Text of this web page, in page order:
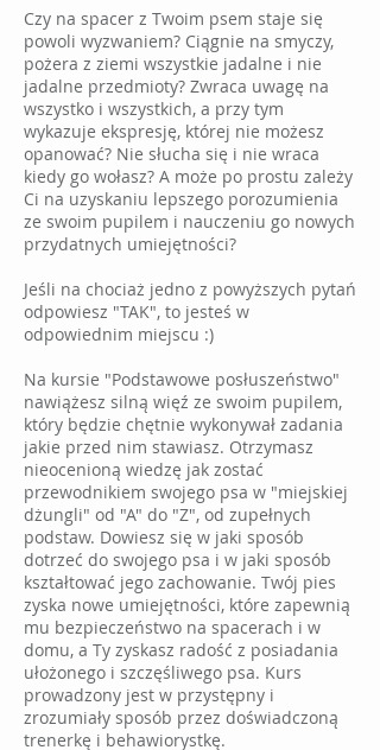
e
Czy na spacer z Twoim psem staje się
powoli wyzwaniem? Ciągnie na smyczy,
pożera z ziemi wszystkie jadalne i nie
jadalne przedmioty? Zwraca uwagę na
wszystko i wszystkich, a przy tym
wykazuje ekspresję, której nie możesz
opanować? Nie słucha się i nie wraca
kiedy go wołasz? A może po prostu zależy
Ci na uzyskaniu lepszego porozumienia
ze swoim pupilem i nauczeniu go nowych
przydatnych umiejętności?
Jeśli na chociaż jedno z powyższych pytań
odpowiesz "TAK", to jesteś w
odpowiednim miejscu :)
Na kursie "Podstawowe posłuszeństwo"
nawiążesz silną więź ze swoim pupilem,
który będzie chętnie wykonywał zadania
jakie przed nim stawiasz. Otrzymasz
nieocenioną wiedzę jak zostać
przewodnikiem swojego psa w "miejskiej
dżungli" od "A" do "Z", od zupełnych
podstaw. Dowiesz się w jaki sposób
dotrzeć do swojego psa i w jaki sposób
kształtować jego zachowanie. Twój pies
zyska nowe umiejętności, które zapewnią
mu bezpieczeństwo na spacerach i w
domu, a Ty zyskasz radość z posiadania
ułożonego i szczęśliwego psa. Kurs
prowadzony jest w przystępny i
zrozumiały sposób przez doświadczoną
trenerkę i behawiorystkę.